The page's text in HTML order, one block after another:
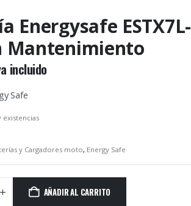
Energysafe ESTX7L-
Mantenimiento
incluido
Safe
existencias
y Cargadores moto, Energy Safe
AÑADIR AL CARRITO